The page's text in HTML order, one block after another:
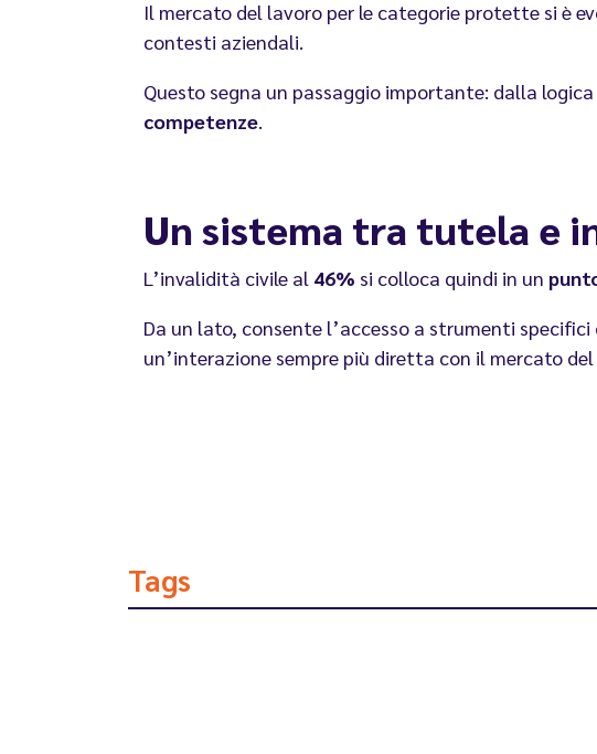
Il mercato del lavoro per le categorie protette si è
contesti aziendali.
Questo segna un passaggio importante: dalla
competenze.
Un sistema tra tutela e
L’invalidità civile al 46% si colloca quindi in un
Da un lato, consente l’accesso a strumenti
un’interazione sempre più diretta con il mercato
Tags